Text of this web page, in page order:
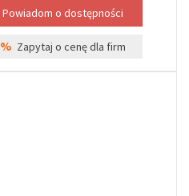
% Zapytaj o cenę dla firm